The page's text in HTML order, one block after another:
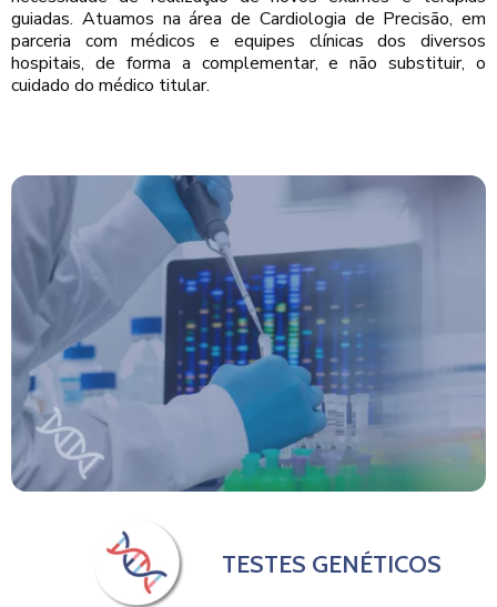
guiadas. Atuamos na área de Cardiologia de Precisão, em
parceria com médicos e equipes clínicas dos diversos
hospitais, de forma a complementar, e não substituir, o
cuidado do médico titular.
TESTES GENÉTICOS